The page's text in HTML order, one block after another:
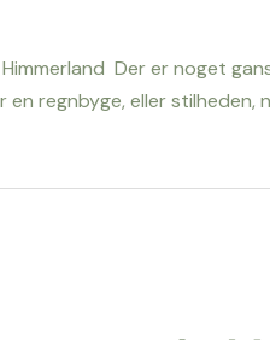
ㅤ Der er noget
regnbyge, eller